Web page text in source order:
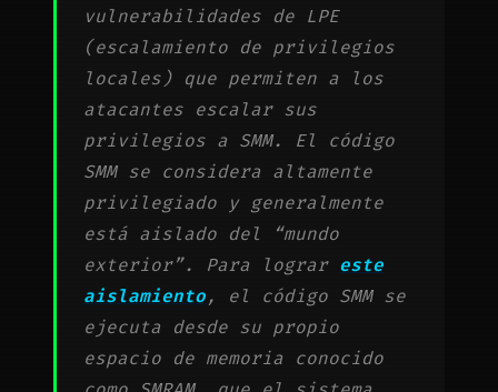
vulnerabilidades de LPE
(escalamiento de privilegios
locales) que permiten a los
atacantes escalar sus
privilegios a SMM. El código
SMM se considera altamente
privilegiado y generalmente
está aislado del “mundo
exterior”. Para lograr este
aislamiento, el código SMM se
ejecuta desde su propio
espacio de memoria conocido